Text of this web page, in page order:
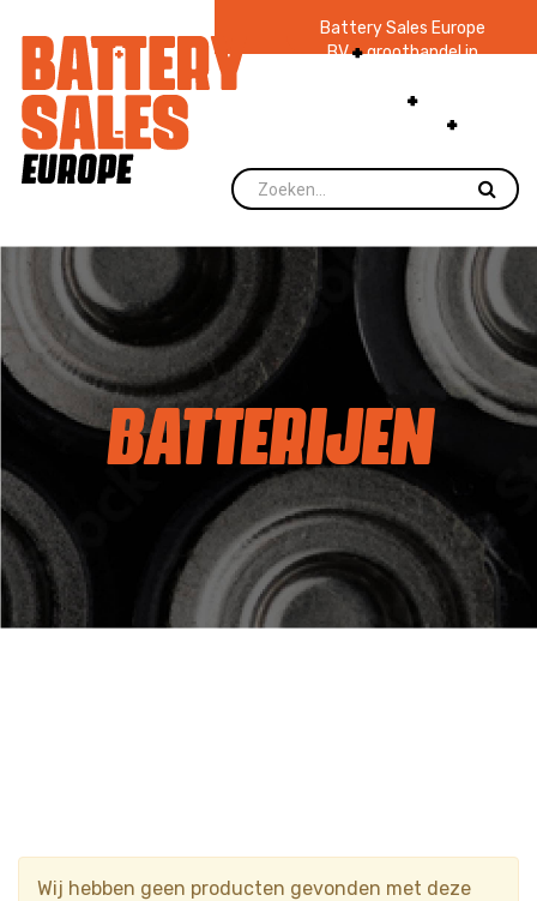
Battery Sales Europe
BV groothandel in
zaklampen Ruim 48
jaar ervaring
voorraad.
BATTERIJEN
Wij hebben geen producten gevonden met deze